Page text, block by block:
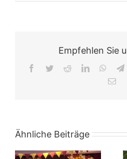
Empfehlen Sie
Facebook
TwitterRedditLinkedIn
E-
Ähnliche Beiträge